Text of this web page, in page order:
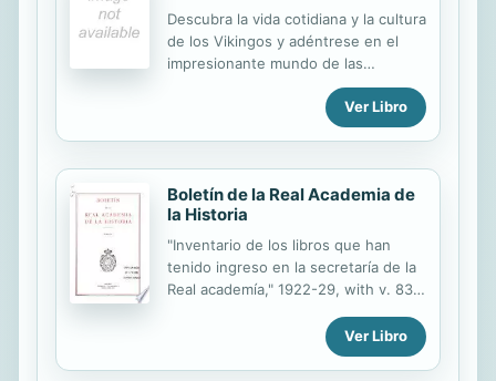
esta colección descubre la
profunidad de algunos de los
espisodios mas transcendentes de la
humanidad. Estos libros se adentran
en los antiguos politícos y las
culturas de Grecia, de Roma y de las
civilizaciones precolombianas y
descubren con un...
Descubra la vida cotidiana y la cultura
de los Vikingos y adéntrese en el
impresionante mundo de las
divinidades, criaturas, mitos y
leyendas de este gran pueblo de
exploradores: Odín, Thor, Loki, Baldr,
la batalla final de Ragnarök. Una
visión contextualizada y rigurosa del
fantástico cosmos mitológico
nórdico.
Ver Libro
Boletín de la Real Academia de
la Historia
"Inventario de los libros que han
tenido ingreso en la secretaría de la
Real academía," 1922-29, with v. 83,
Ver Libro